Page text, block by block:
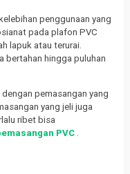
penggunaan yang
pada plafon PVC
lapuk atau terurai.
bertahan hingga puluhan
pemasangan yang
yang jeli juga
ribet bisa
PVC .